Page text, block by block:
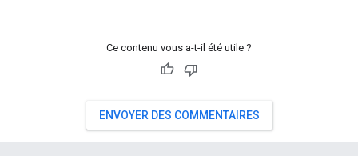
Ce contenu vous a-t-il été utile ?
ENVOYER DES COMMENTAIRES